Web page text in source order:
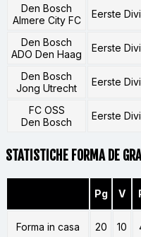
Den Bosch
Almere City FC
Eerste
Den Bosch
ADO Den Haag
Eerste
Den Bosch
Jong Utrecht
Eerste
FC OSS
Den Bosch
Eerste
STATISTICHE FORMA DE
Pg V
Forma in casa 20 10